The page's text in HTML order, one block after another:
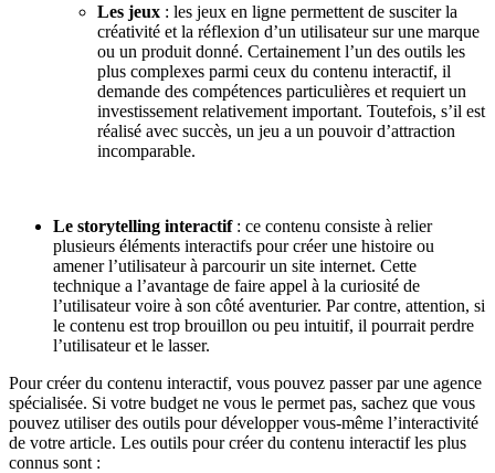
Les jeux : les jeux en ligne permettent de susciter la
créativité et la réflexion d’un utilisateur sur une marque
ou un produit donné. Certainement l’un des outils les
plus complexes parmi ceux du contenu interactif, il
demande des compétences particulières et requiert un
investissement relativement important. Toutefois, s’il est
réalisé avec succès, un jeu a un pouvoir d’attraction
incomparable.
Le storytelling interactif: ce contenu consiste à relier
plusieurs éléments interactifs pour créer une histoire ou
amener l’utilisateur à parcourir un site internet. Cette
technique a l’avantage de faire appel à la curiosité de
l’utilisateur voire à son côté aventurier. Par contre, attention, si
le contenu est trop brouillon ou peu intuitif, il pourrait perdre
l’utilisateur et le lasser.
Pour créer du contenu interactif, vous pouvez passer par une agence
spécialisée. Si votre budget ne vous le permet pas, sachez que vous
pouvez utiliser des outils pour développer vous-même l’interactivité
de votre article. Les outils pour créer du contenu interactif les plus
connus sont :